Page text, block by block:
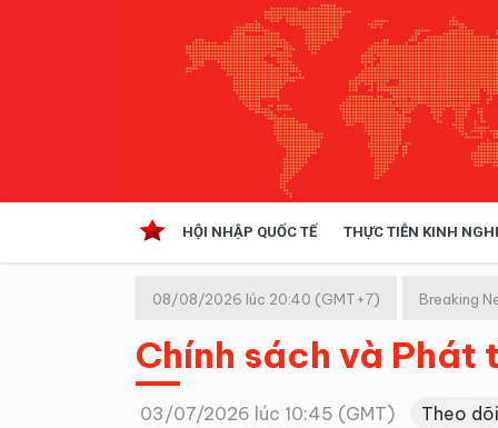
HỘI NHẬP QUỐC TẾ THỰC TIỄN KINH
Kinh tế hội nhập
Doanh nghiệp
08/08/2026 lúc 20:40 (GMT+7) Breaking
Chính sách và Phát
03/07/2026 lúc 10:45 (GMT) Theo